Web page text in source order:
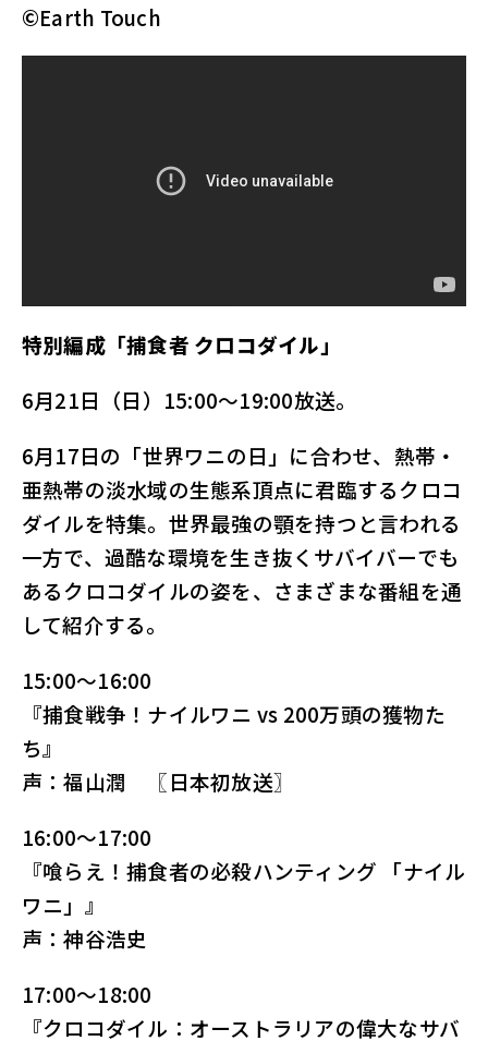
©Earth Touch
特別編成「捕食者 クロコダイル」
6月21日（日）15:00～19:00放送。
6月17日の「世界ワニの日」に合わせ、熱帯・
亜熱帯の淡水域の生態系頂点に君臨するクロコ
ダイルを特集。世界最強の顎を持つと言われる
一方で、過酷な環境を生き抜くサバイバーでも
あるクロコダイルの姿を、さまざまな番組を通
して紹介する。
15:00～16:00
『捕食戦争！ナイルワニ vs 200万頭の獲物た
ち』
声：福山潤 〖日本初放送〗
16:00～17:00
『喰らえ！捕食者の必殺ハンティング 「ナイル
ワニ」』
声：神谷浩史
17:00～18:00
『クロコダイル：オーストラリアの偉大なサバ